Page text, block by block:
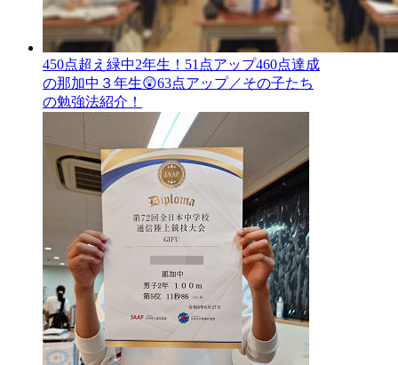
450点超え緑中2年生！51点アップ460点達成
の那加中３年生😲63点アップ／その子たち
の勉強法紹介！